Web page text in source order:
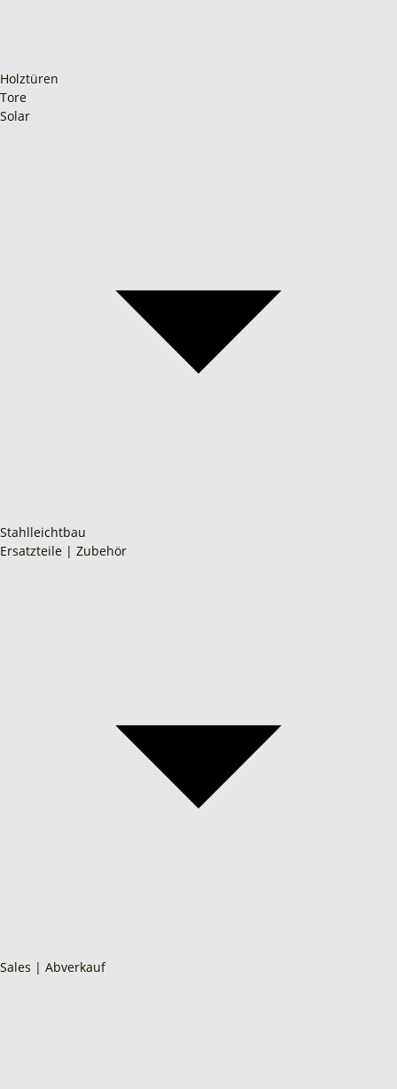
Holztüren
Tore
Solar
Stahlleichtbau
Ersatzteile | Zubehör
Sales | Abverkauf